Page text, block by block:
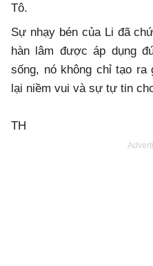
Tô.
Sự nhạy bén của Li đã
hàn lâm được áp dụng
sống, nó không chỉ tạo
lại niềm vui và sự tự tin
TH